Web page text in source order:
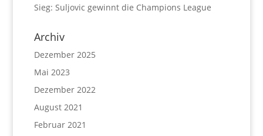
Sieg: Suljovic gewinnt die Champions League
Archiv
Dezember 2025
Mai 2023
Dezember 2022
August 2021
Februar 2021